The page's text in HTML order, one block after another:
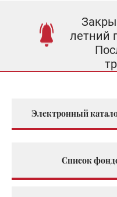
летний
Электронный
Список